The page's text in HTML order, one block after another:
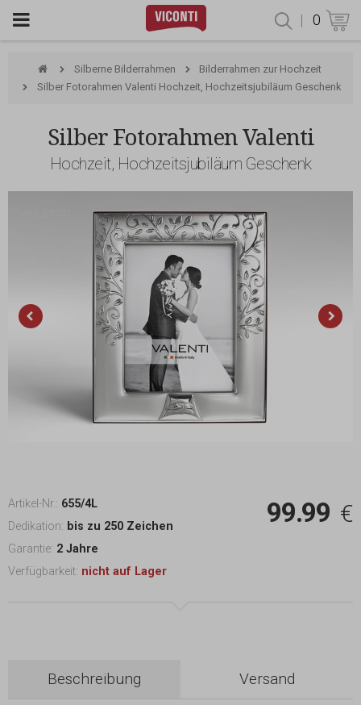
| 0
Silberne Bilderrahmen
Bilderrahmen zur Hochzeit
Silber Fotorahmen Valenti Hochzeit, Hochzeitsjubiläum Geschenk
Silber Fotorahmen Valenti
Hochzeit, Hochzeitsjubiläum Geschenk
Valenti & Co
Artikel-Nr.: 655/4L
Dedikation: bis zu 250 Zeichen
Garantie: 2 Jahre
Verfügbarkeit: nicht auf Lager
99.99 €
Beschreibung Versand